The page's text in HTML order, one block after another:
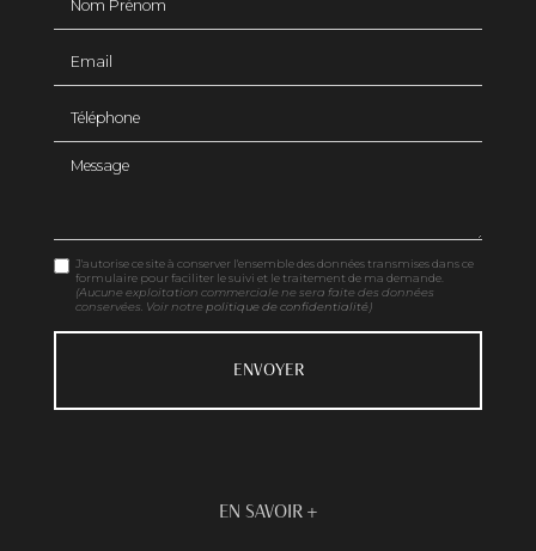
Message
J'autorise ce site à conserver l'ensemble des données transmises dans ce
formulaire pour faciliter le suivi et le traitement de ma demande.
(Aucune exploitation commerciale ne sera faite des données
conservées. Voir notre politique de confidentialité)
EN SAVOIR +